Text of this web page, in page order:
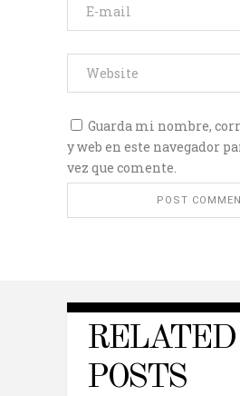
Guarda mi nombre,
y web en este navegador
vez que comente.
RELATED
POSTS